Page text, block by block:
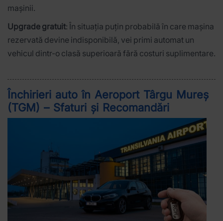
mașinii.
Upgrade gratuit: În situația puțin probabilă în care mașina
rezervată devine indisponibilă, vei primi automat un
vehicul dintr-o clasă superioară fără costuri suplimentare.
Închirieri auto în Aeroport Târgu Mureș
(TGM) – Sfaturi și Recomandări